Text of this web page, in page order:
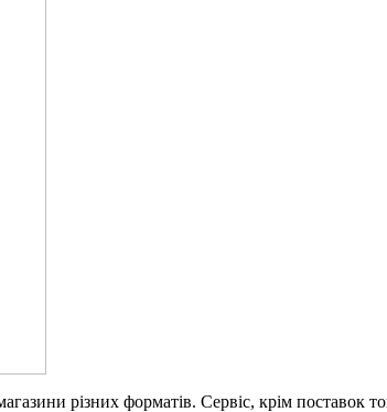
різних форматів. Сервіс, крім